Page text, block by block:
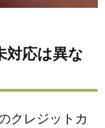
対応は異な
クレジットカ